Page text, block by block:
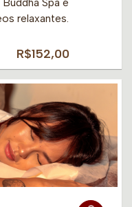
relaxantes.
R$152,00